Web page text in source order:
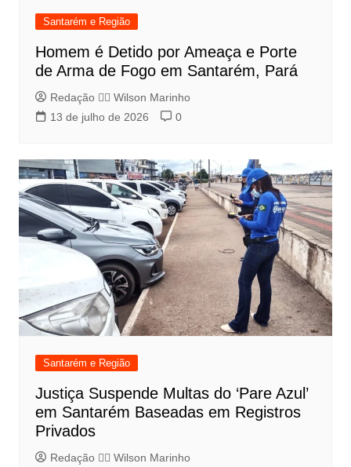
Santarém e Região
Homem é Detido por Ameaça e Porte
de Arma de Fogo em Santarém, Pará
Redação 👨‍⚖️​ Wilson Marinho
13 de julho de 2026
0
Santarém e Região
Justiça Suspende Multas do ‘Pare Azul’
em Santarém Baseadas em Registros
Privados
Redação 👨‍⚖️​ Wilson Marinho